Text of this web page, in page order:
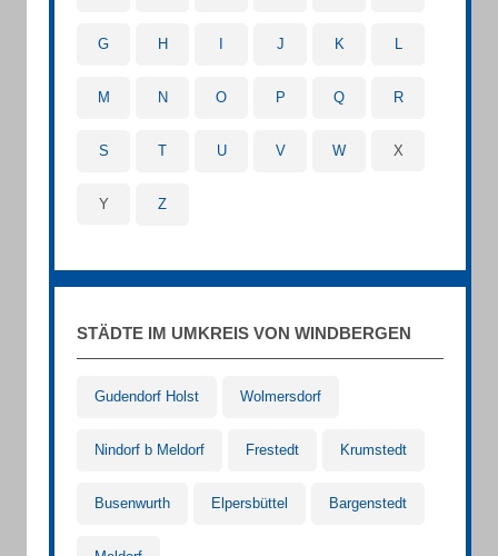
G H J K L
M N O P Q R
S T U V W X
Y Z
STÄDTE IM UMKREIS VON WINDBERGEN
Gudendorf Holst Wolmersdorf
Nindorf b Meldorf Frestedt Krumstedt
Busenwurth Elpersbüttel Bargenstedt